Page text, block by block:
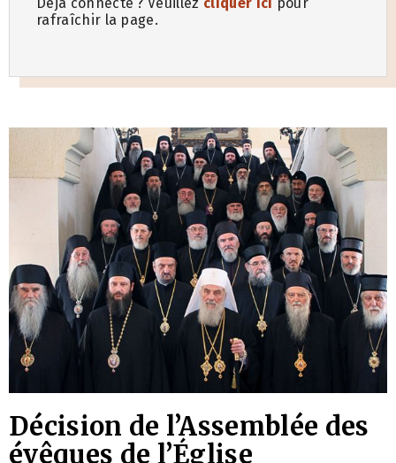
rafraîchir la page.
Décision de l’Assemblée des
évêques de l’Église